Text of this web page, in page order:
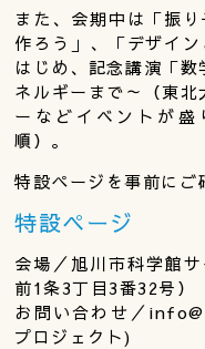
また、会期中は「振
作ろう」、「デザイ
はじめ、記念講演「
ネルギーまで～（東
ーなどイベントが
順）。
特設ページを事前にご
特設ページ
会場／旭川市科学館
前1条3丁目3番32号）
お問い合わせ／
プロジェクト)